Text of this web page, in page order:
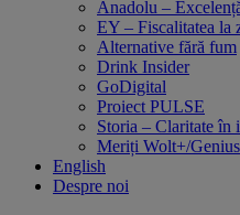
Anadolu –
EY – Fiscalitatea la
Alternative fără fum
Drink Insider
GoDigital
Proiect PULSE
Storia – Claritate în
Meriți Wolt+/Genius
English
Despre noi